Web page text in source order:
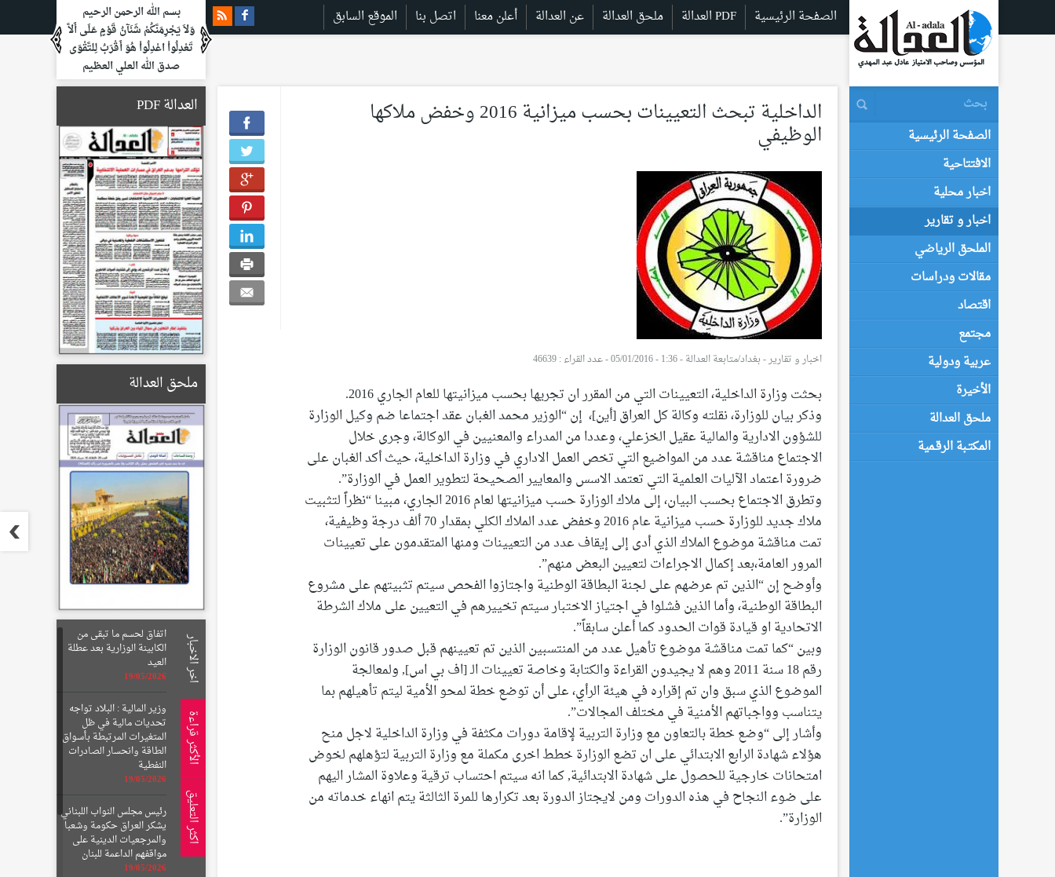
الصفحة الرئيسية العدالة PDF ملحق العدالة عن العدالة أعلن معنا اتصل بنا الموقع السابق
بسم الله الرحمن الرحيم
وَلاَ يَجْرِمَنَّكُمْ شَنَآنُ قَوْمٍ عَلَى أَلاَّ
تَعْدِلُواْ اعْدِلُواْ هُوَ أَقْرَبُ لِلتَّقْوَى
صدق الله العلي العظيم
الداخلية تبحث التعيينات بحسب ميزانية 2016 وخفض ملاكها
الوظيفي
اخبار و تقارير-بغداد/متابعة العدالة - 1:36 - 05/01/2016 -عدد القراء : 46639
بحثت وزارة الداخلية، التعيينات التي من المقرر ان تجريها بحسب ميزانيتها للعام الجاري 2016.
وذكر بيان للوزارة، نقلته وكالة كل العراق [أين]، إن “الوزير محمد الغبان عقد اجتماعا ضم وكيل الوزارة
للشؤون اﻻدارية والمالية عقيل الخزعلي، وعددا من المدراء والمعنيين في الوكالة، وجرى خلال
اﻻجتماع مناقشة عدد من المواضيع التي تخص العمل اﻻداري في وزارة الداخلية، حيث أكد الغبان على
ضرورة اعتماد الآليات العلمية التي تعتمد اﻻسس والمعايير الصحيحة لتطوير العمل في الوزارة”.
وتطرق الاجتماع بحسب البيان، إلى ملاك الوزارة حسب ميزانيتها لعام 2016 الجاري، مبينا “نظراً لتثبيت
ملاك جديد للوزارة حسب ميزانية عام 2016 وخفض عدد الملاك الكلي بمقدار 70 ألف درجة وظيفية،
تمت مناقشة موضوع الملاك الذي أدى إلى إيقاف عدد من التعيينات ومنها المتقدمون على تعيينات
المرور العامة،بعد إكمال اﻻجراءات لتعيين البعض منهم”.
وأوضح إن “الذين تم عرضهم على لجنة البطاقة الوطنية واجتازوا الفحص سيتم تثبيتهم على مشروع
البطاقة الوطنية، وأما الذين فشلوا في اجتياز اﻻختبار سيتم تخييرهم في التعيين على ملاك الشرطة
اﻻتحادية او قيادة قوات الحدود كما أعلن سابقاً”.
وبين “كما تمت مناقشة موضوع تأهيل عدد من المنتسبين الذين تم تعيينهم قبل صدور قانون الوزارة
رقم 18 سنة 2011 وهم لا يجيدون القراءة والكتابة وخاصة تعيينات الـ [اف بي اس], ولمعالجة
الموضوع الذي سبق وان تم إقراره في هيئة الرأي، على أن توضع خطة لمحو الأمية ليتم تأهيلهم بما
يتناسب وواجباتهم الأمنية في مختلف المجالات”.
وأشار إلى “وضع خطة بالتعاون مع وزارة التربية لإقامة دورات مكثفة في وزارة الداخلية لاجل منح
هؤلاء شهادة الرابع الابتدائي على ان تضع الوزارة خطط اخرى مكملة مع وزارة التربية لتؤهلهم لخوض
امتحانات خارجية للحصول على شهادة الابتدائية, كما انه سيتم احتساب ترقية وعلاوة المشار اليهم
على ضوء النجاح في هذه الدورات ومن لايجتاز الدورة بعد تكرارها للمرة الثالثة يتم انهاء خدماته من
الوزارة”.
العدالة PDF
ملحق العدالة
اتفاق لحسم ما تبقى من
الكابينة الوزارية بعد عطلة
العيد
19/05/2026
وزير المالية : البلاد تواجه
تحديات مالية في ظل
المتغيرات المرتبطة بأسواق
الطاقة وانحسار الصادرات
النفطية
19/05/2026
رئيس مجلس النواب اللبناني
يشكر العراق حكومة وشعبا
والمرجعيات الدينية على
مواقفهم الداعمة للبنان
19/05/2026
اخر الاخبار
الأكثر قراءة
اكثر التعليق
الصفحة الرئيسية
الافتتاحية
اخبار محلية
اخبار و تقارير
الملحق الرياضي
مقالات ودراسات
اقتصاد
مجتمع
عربية ودولية
الأخيرة
ملحق العدالة
المكتـبة الرقـمية